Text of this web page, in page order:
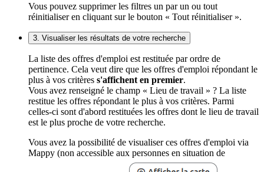
Vous pouvez supprimer les filtres un par un ou tout
réinitialiser en cliquant sur le bouton « Tout réinitialiser ».
3. Visualiser les résultats de votre recherche
La liste des offres d'emploi est restituée par ordre de
pertinence. Cela veut dire que les offres d'emploi répondant le
plus à vos critères s'affichent en premier.
Vous avez renseigné le champ « Lieu de travail » ? La liste
restitue les offres répondant le plus à vos critères. Parmi
celles-ci sont d'abord restituées les offres dont le lieu de travail
est le plus proche de votre recherche.
Vous avez la possibilité de visualiser ces offres d'emploi via
Mappy (non accessible aux personnes en situation de